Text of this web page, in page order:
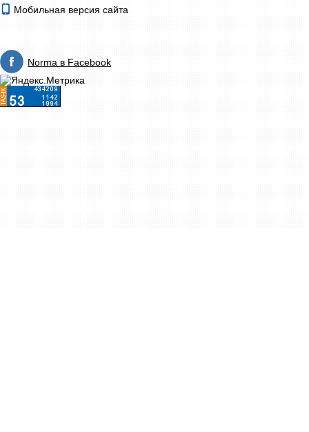
Мобильная версия сайта
Norma в Facebook